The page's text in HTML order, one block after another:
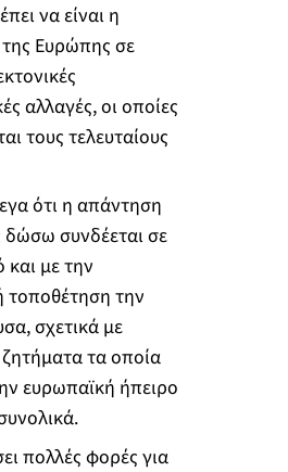
να είναι η
Ευρώπης σε
αλλαγές, οι οποίες
τους τελευταίους
ότι η απάντηση
συνδέεται σε
με την
τοποθέτηση την
σχετικά με
τα οποία
ευρωπαϊκή ήπειρο
πολλές φορές για